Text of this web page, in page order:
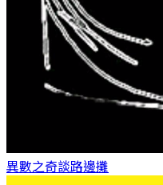
異數之奇談路邊攤